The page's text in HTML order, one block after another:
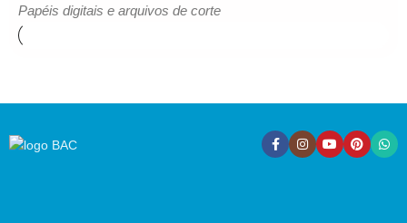
Papéis digitais e arquivos de corte